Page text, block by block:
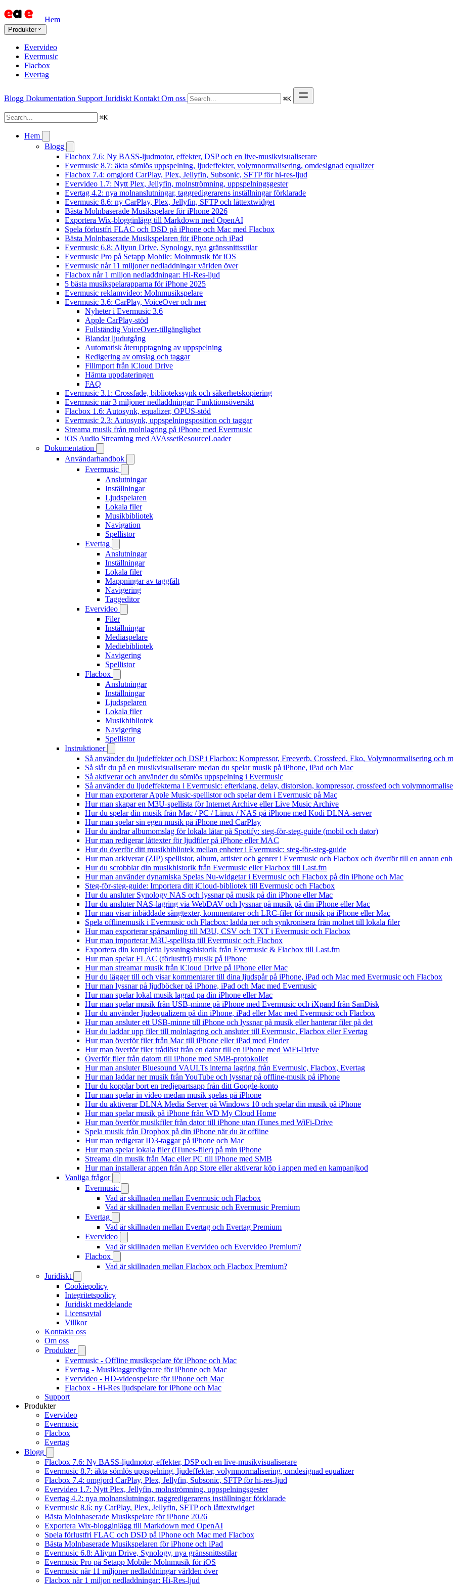
Hem
Produkter
Evervideo
Evermusic
Flacbox
Evertag
Blogg Dokumentation Support Juridiskt Kontakt Om oss ⌘K
⌘K
Hem
Blogg
Flacbox 7.6: Ny BASS-ljudmotor, effekter, DSP och en live-musikvisualiserare
Evermusic 8.7: äkta sömlös uppspelning, ljudeffekter, volymnormalisering, omdesignad equalizer
Flacbox 7.4: omgjord CarPlay, Plex, Jellyfin, Subsonic, SFTP för hi-res-ljud
Evervideo 1.7: Nytt Plex, Jellyfin, molnströmning, uppspelningsgester
Evertag 4.2: nya molnanslutningar, taggredigerarens inställningar förklarade
Evermusic 8.6: ny CarPlay, Plex, Jellyfin, SFTP och låttextwidget
Bästa Molnbaserade Musikspelare för iPhone 2026
Exportera Wix-blogginlägg till Markdown med OpenAI
Spela förlustfri FLAC och DSD på iPhone och Mac med Flacbox
Bästa Molnbaserade Musikspelaren för iPhone och iPad
Evermusic 6.8: Aliyun Drive, Synology, nya gränssnittsstilar
Evermusic Pro på Setapp Mobile: Molnmusik för iOS
Evermusic når 11 miljoner nedladdningar världen över
Flacbox når 1 miljon nedladdningar: Hi-Res-ljud
5 bästa musikspelarapparna för iPhone 2025
Evermusic reklamvideo: Molnmusikspelare
Evermusic 3.6: CarPlay, VoiceOver och mer
Nyheter i Evermusic 3.6
Apple CarPlay-stöd
Fullständig VoiceOver-tillgänglighet
Blandat ljudutgång
Automatisk återupptagning av uppspelning
Redigering av omslag och taggar
Filimport från iCloud Drive
Hämta uppdateringen
FAQ
Evermusic 3.1: Crossfade, bibliotekssynk och säkerhetskopiering
Evermusic når 3 miljoner nedladdningar: Funktionsöversikt
Flacbox 1.6: Autosynk, equalizer, OPUS-stöd
Evermusic 2.3: Autosynk, uppspelningsposition och taggar
Streama musik från molnlagring på iPhone med Evermusic
iOS Audio Streaming med AVAssetResourceLoader
Dokumentation
Användarhandbok
Evermusic
Anslutningar
Inställningar
Ljudspelaren
Lokala filer
Musikbibliotek
Navigation
Spellistor
Evertag
Anslutningar
Inställningar
Lokala filer
Mappningar av taggfält
Navigering
Taggeditor
Evervideo
Filer
Inställningar
Mediaspelare
Mediebibliotek
Navigering
Spellistor
Flacbox
Anslutningar
Inställningar
Ljudspelaren
Lokala filer
Musikbibliotek
Navigering
Spellistor
Instruktioner
Så använder du ljudeffekter och DSP i Flacbox: Kompressor, Freeverb, Crossfeed, Eko, Volymnormalisering och
Så slår du på en musikvisualiserare medan du spelar musik på iPhone, iPad och Mac
Så aktiverar och använder du sömlös uppspelning i Evermusic
Så använder du ljudeffekterna i Evermusic: efterklang, delay, distorsion, kompressor, crossfeed och
Hur man exporterar Apple Music-spellistor och spelar dem i Evermusic på Mac
Hur man skapar en M3U-spellista för Internet Archive eller Live Music Archive
Hur du spelar din musik från Mac / PC / Linux / NAS på iPhone med Kodi DLNA-server
Hur man spelar sin egen musik på iPhone med CarPlay
Hur du ändrar albumomslag för lokala låtar på Spotify: steg-för-steg-guide (mobil och dator)
Hur man redigerar låttexter för ljudfiler på iPhone eller MAC
Hur du överför ditt musikbibliotek mellan enheter i Evermusic: steg-för-steg-guide
Hur man arkiverar (ZIP) spellistor, album, artister och genrer i Evermusic och Flacbox och överför till en annan
Hur du scrobblar din musikhistorik från Evermusic eller Flacbox till Last.fm
Hur man använder dynamiska Spelas Nu-widgetar i Evermusic och Flacbox på din iPhone och Mac
Steg-för-steg-guide: Importera ditt iCloud-bibliotek till Evermusic och Flacbox
Hur du ansluter Synology NAS och lyssnar på musik på din iPhone eller Mac
Hur du ansluter NAS-lagring via WebDAV och lyssnar på musik på din iPhone eller Mac
Hur man visar inbäddade sångtexter, kommentarer och LRC-filer för musik på iPhone eller Mac
Spela offlinemusik i Evermusic och Flacbox: ladda ner och synkronisera från molnet till lokala filer
Hur man exporterar spårsamling till M3U, CSV och TXT i Evermusic och Flacbox
Hur man importerar M3U-spellista till Evermusic och Flacbox
Exportera din kompletta lyssningshistorik från Evermusic & Flacbox till Last.fm
Hur man spelar FLAC (förlustfri) musik på iPhone
Hur man streamar musik från iCloud Drive på iPhone eller Mac
Hur du lägger till och visar kommentarer till dina ljudspår på iPhone, iPad och Mac med Evermusic och Flacbox
Hur man lyssnar på ljudböcker på iPhone, iPad och Mac med Evermusic
Hur man spelar lokal musik lagrad pa din iPhone eller Mac
Hur man spelar musik från USB-minne på iPhone med Evermusic och iXpand från SanDisk
Hur du använder ljudequalizern på din iPhone, iPad eller Mac med Evermusic och Flacbox
Hur man ansluter ett USB-minne till iPhone och lyssnar på musik eller hanterar filer på det
Hur du laddar upp filer till molnlagring och ansluter till Evermusic, Flacbox eller Evertag
Hur man överför filer från Mac till iPhone eller iPad med Finder
Hur man överför filer trådlöst från en dator till en iPhone med WiFi-Drive
Överför filer från datorn till iPhone med SMB-protokollet
Hur man ansluter Bluesound VAULTs interna lagring från Evermusic, Flacbox, Evertag
Hur man laddar ner musik från YouTube och lyssnar på offline-musik på iPhone
Hur du kopplar bort en tredjepartsapp från ditt Google-konto
Hur man spelar in video medan musik spelas på iPhone
Hur du aktiverar DLNA Media Server på Windows 10 och spelar din musik på iPhone
Hur man spelar musik på iPhone från WD My Cloud Home
Hur man överför musikfiler från dator till iPhone utan iTunes med WiFi-Drive
Spela musik från Dropbox på din iPhone när du är offline
Hur man redigerar ID3-taggar på iPhone och Mac
Hur man spelar lokala filer (iTunes-filer) på min iPhone
Streama din musik från Mac eller PC till iPhone med SMB
Hur man installerar appen från App Store eller aktiverar köp i appen med en kampanjkod
Vanliga frågor
Evermusic
Vad är skillnaden mellan Evermusic och Flacbox
Vad är skillnaden mellan Evermusic och Evermusic Premium
Evertag
Vad är skillnaden mellan Evertag och Evertag Premium
Evervideo
Vad är skillnaden mellan Evervideo och Evervideo Premium?
Flacbox
Vad är skillnaden mellan Flacbox och Flacbox Premium?
Juridiskt
Cookiepolicy
Integritetspolicy
Juridiskt meddelande
Licensavtal
Villkor
Kontakta oss
Om oss
Produkter
Evermusic - Offline musikspelare för iPhone och Mac
Evertag - Musiktaggredigerare för iPhone och Mac
Evervideo - HD-videospelare för iPhone och Mac
Flacbox - Hi-Res ljudspelare for iPhone och Mac
Support
Produkter
Evervideo
Evermusic
Flacbox
Evertag
Blogg
Flacbox 7.6: Ny BASS-ljudmotor, effekter, DSP och en live-musikvisualiserare
Evermusic 8.7: äkta sömlös uppspelning, ljudeffekter, volymnormalisering, omdesignad equalizer
Flacbox 7.4: omgjord CarPlay, Plex, Jellyfin, Subsonic, SFTP för hi-res-ljud
Evervideo 1.7: Nytt Plex, Jellyfin, molnströmning, uppspelningsgester
Evertag 4.2: nya molnanslutningar, taggredigerarens inställningar förklarade
Evermusic 8.6: ny CarPlay, Plex, Jellyfin, SFTP och låttextwidget
Bästa Molnbaserade Musikspelare för iPhone 2026
Exportera Wix-blogginlägg till Markdown med OpenAI
Spela förlustfri FLAC och DSD på iPhone och Mac med Flacbox
Bästa Molnbaserade Musikspelaren för iPhone och iPad
Evermusic 6.8: Aliyun Drive, Synology, nya gränssnittsstilar
Evermusic Pro på Setapp Mobile: Molnmusik för iOS
Evermusic når 11 miljoner nedladdningar världen över
Flacbox når 1 miljon nedladdningar: Hi-Res-ljud